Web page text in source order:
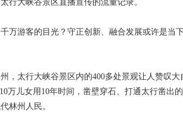
行大峡谷景区直播宣传的流量记录。
游客的目光？守正创新、融合发展或许是当
太行大峡谷景区内的400多处景观让人赞叹大
万儿女用10年时间，凿壁穿石、打通太行凿出
林州人民。